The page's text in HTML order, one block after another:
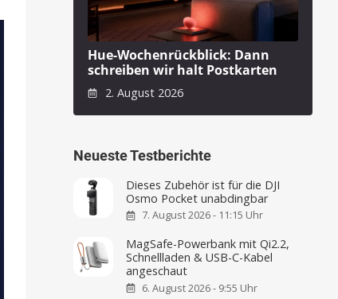
Hue-Wochenrückblick: Dann
schreiben wir halt Postkarten
2. August 2026
Neueste Testberichte
Dieses Zubehör ist für die DJI
Osmo Pocket unabdingbar
7. August 2026 - 11:15 Uhr
MagSafe-Powerbank mit Qi2.2,
Schnellladen & USB-C-Kabel
angeschaut
6. August 2026 - 9:55 Uhr